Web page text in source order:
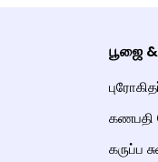
பூஜை
கருப்ப